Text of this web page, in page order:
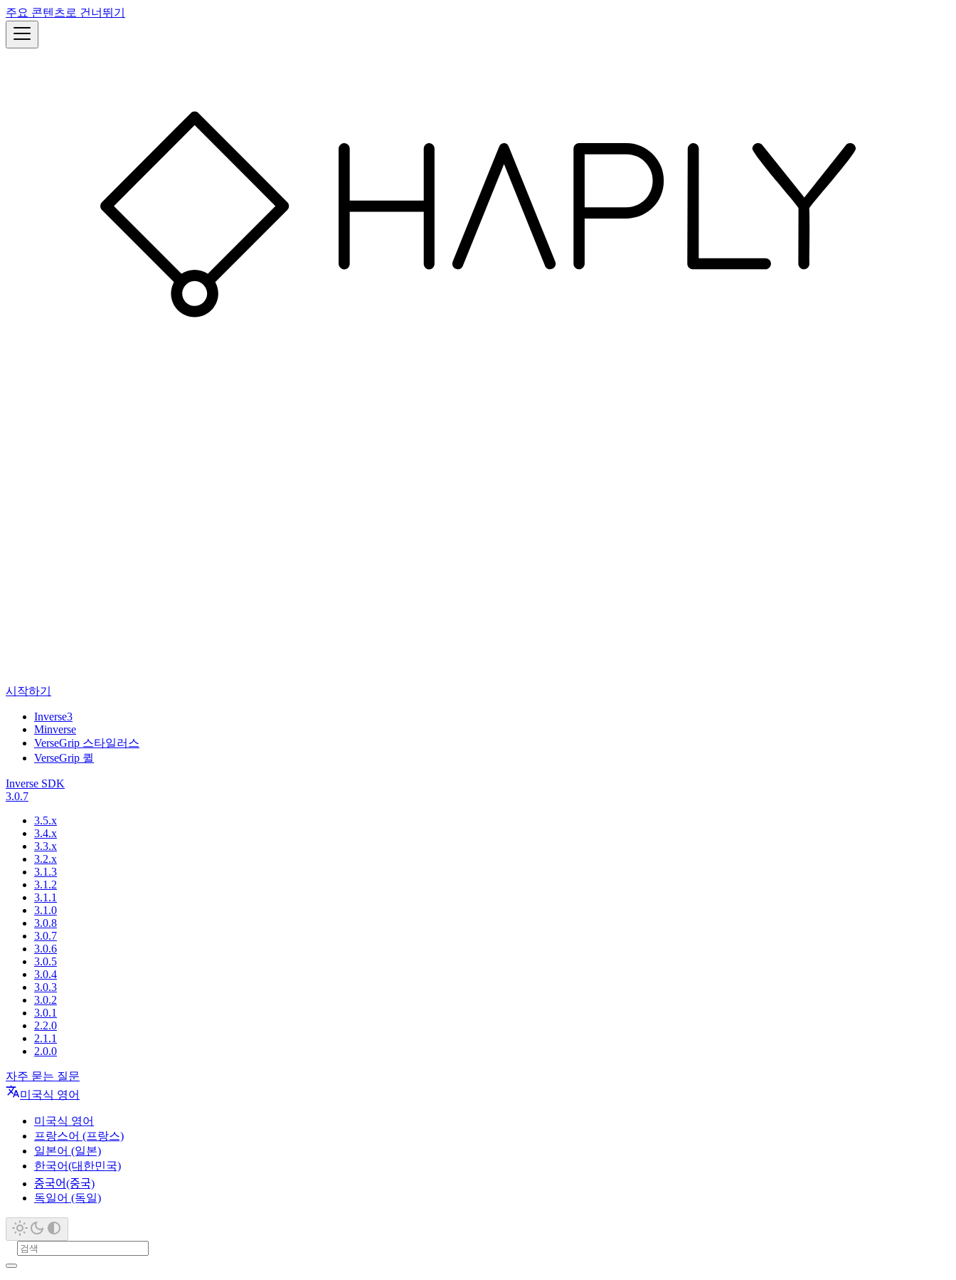
주요 콘텐츠로 건너뛰기
시작하기
Inverse3
Minverse
VerseGrip 스타일러스
VerseGrip 퀼
Inverse SDK
3.0.7
3.5.x
3.4.x
3.3.x
3.2.x
3.1.3
3.1.2
3.1.1
3.1.0
3.0.8
3.0.7
3.0.6
3.0.5
3.0.4
3.0.3
3.0.2
3.0.1
2.2.0
2.1.1
2.0.0
자주 묻는 질문
미국식 영어
미국식 영어
프랑스어 (프랑스)
일본어 (일본)
한국어(대한민국)
중국어(중국)
독일어 (독일)